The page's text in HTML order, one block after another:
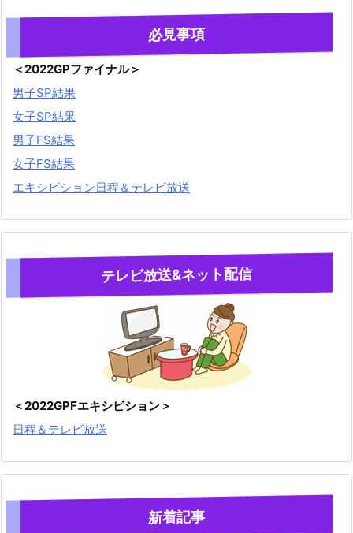
必見事項
＜2022GPファイナル＞
男子SP結果
女子SP結果
男子FS結果
女子FS結果
エキシビション日程＆テレビ放送
テレビ放送&ネット配信
＜2022GPFエキシビション＞
日程＆テレビ放送
新着記事